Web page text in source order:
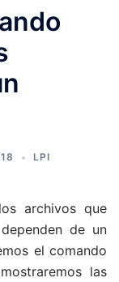
LPI
archivos que
de un
el comando
las